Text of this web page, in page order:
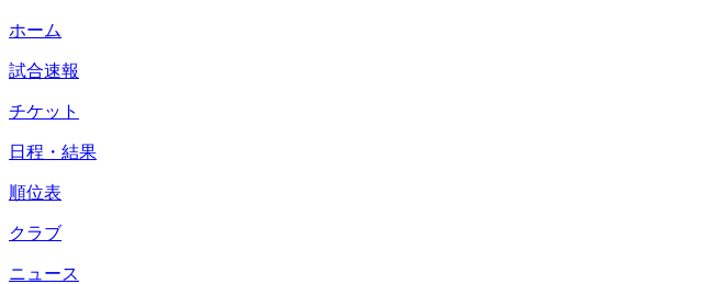
ホーム
試合速報
チケット
日程・結果
順位表
クラブ
ニュース